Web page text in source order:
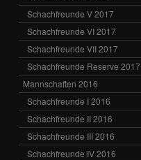
Schachfreunde V 2017
Schachfreunde VI 2017
Schachfreunde VII 2017
Schachfreunde Reserve 2017
Mannschaften 2016
Schachfreunde I 2016
Schachfreunde II 2016
Schachfreunde III 2016
Schachfreunde IV 2016